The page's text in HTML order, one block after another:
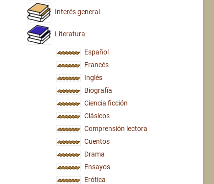
Interés general
Literatura
Español
Francés
Inglés
Biografía
Ciencia ficción
Clásicos
Comprensión lectora
Cuentos
Drama
Ensayos
Erótica